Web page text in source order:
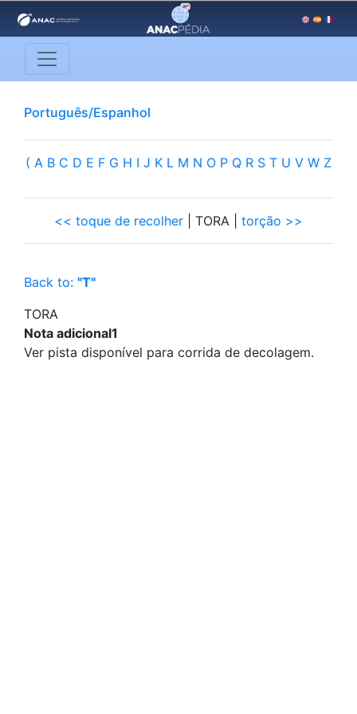
Português/Espanhol
( A B C D E F G H I J K L M N O P Q R S T U V W Z
<< toque de recolher | TORA | torção >>
Back to: "T"
TORA
Nota adicional1
Ver pista disponível para corrida de decolagem.